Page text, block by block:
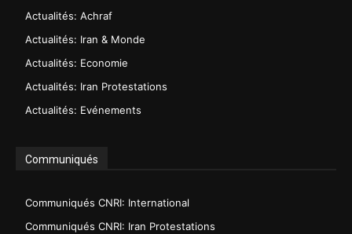
Actualités: Achraf
Actualités: Iran & Monde
Actualités: Economie
Actualités: Iran Protestations
Actualités: Evénements
Communiqués
Communiqués CNRI: International
Communiqués CNRI: Iran Protestations